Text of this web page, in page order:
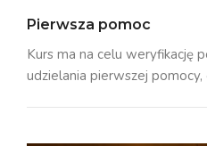
Pierwsza pomoc
Kurs ma na celu weryfikację
udzielania pierwszej